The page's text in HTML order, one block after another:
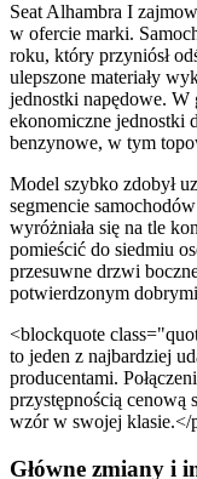
Seat Alhambra I
w ofercie marki.
roku, który przyniósł
ulepszone materiały
jednostki napędowe. W
ekonomiczne jednostki
benzynowe, w tym
Model szybko zdobył
segmencie
wyróżniała się na tle
pomieścić do siedmiu
przesuwne drzwi
potwierdzonym
<blockquote
to jeden z najbardziej
producentami.
przystępnością cenową
wzór w swojej klasie.</
Główne zmiany i